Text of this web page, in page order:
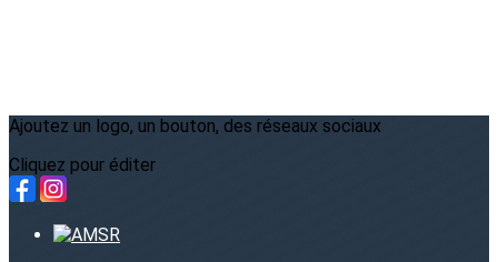
Ajoutez un logo, un bouton, des réseaux sociaux
Cliquez pour éditer